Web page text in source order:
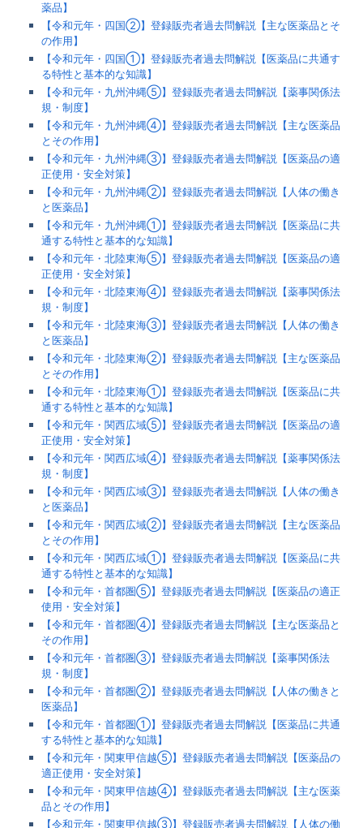
薬品】
【令和元年・四国②】登録販売者過去問解説【主な医薬品とそ
の作用】
【令和元年・四国①】登録販売者過去問解説【医薬品に共通す
る特性と基本的な知識】
【令和元年・九州沖縄⑤】登録販売者過去問解説【薬事関係法
規・制度】
【令和元年・九州沖縄④】登録販売者過去問解説【主な医薬品
とその作用】
【令和元年・九州沖縄③】登録販売者過去問解説【医薬品の適
正使用・安全対策】
【令和元年・九州沖縄②】登録販売者過去問解説【人体の働き
と医薬品】
【令和元年・九州沖縄①】登録販売者過去問解説【医薬品に共
通する特性と基本的な知識】
【令和元年・北陸東海⑤】登録販売者過去問解説【医薬品の適
正使用・安全対策】
【令和元年・北陸東海④】登録販売者過去問解説【薬事関係法
規・制度】
【令和元年・北陸東海③】登録販売者過去問解説【人体の働き
と医薬品】
【令和元年・北陸東海②】登録販売者過去問解説【主な医薬品
とその作用】
【令和元年・北陸東海①】登録販売者過去問解説【医薬品に共
通する特性と基本的な知識】
【令和元年・関西広域⑤】登録販売者過去問解説【医薬品の適
正使用・安全対策】
【令和元年・関西広域④】登録販売者過去問解説【薬事関係法
規・制度】
【令和元年・関西広域③】登録販売者過去問解説【人体の働き
と医薬品】
【令和元年・関西広域②】登録販売者過去問解説【主な医薬品
とその作用】
【令和元年・関西広域①】登録販売者過去問解説【医薬品に共
通する特性と基本的な知識】
【令和元年・首都圏⑤】登録販売者過去問解説【医薬品の適正
使用・安全対策】
【令和元年・首都圏④】登録販売者過去問解説【主な医薬品と
その作用】
【令和元年・首都圏③】登録販売者過去問解説【薬事関係法
規・制度】
【令和元年・首都圏②】登録販売者過去問解説【人体の働きと
医薬品】
【令和元年・首都圏①】登録販売者過去問解説【医薬品に共通
する特性と基本的な知識】
【令和元年・関東甲信越⑤】登録販売者過去問解説【医薬品の
適正使用・安全対策】
【令和元年・関東甲信越④】登録販売者過去問解説【主な医薬
品とその作用】
【令和元年・関東甲信越③】登録販売者過去問解説【人体の働